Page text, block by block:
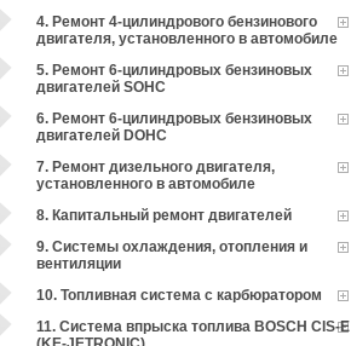
4. Ремонт 4-цилиндрового бензинового
двигателя, установленного в автомобиле
5. Ремонт 6-цилиндровых бензиновых
двигателей SOHC
6. Ремонт 6-цилиндровых бензиновых
двигателей DOHC
7. Ремонт дизельного двигателя,
установленного в автомобиле
8. Капитальный ремонт двигателей
9. Системы охлаждения, отопления и
вентиляции
10. Топливная система с карбюратором
11. Система впрыска топлива BOSCH CIS-E